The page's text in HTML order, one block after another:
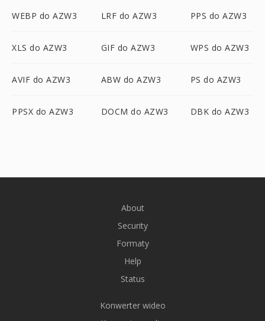
WEBP do AZW3 LRF do AZW3 PPS do AZW3
XLS do AZW3 GIF do AZW3 WPS do AZW3
AVIF do AZW3 ABW do AZW3 PS do AZW3
PPSX do AZW3 DOCM do AZW3 DBK do AZW3
About
Security
Formaty
Help
Status
Konwerter wideo